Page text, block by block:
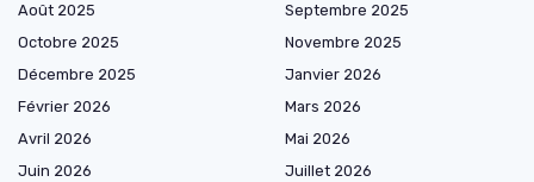
Août 2025
Septembre 2025
Octobre 2025
Novembre 2025
Décembre 2025
Janvier 2026
Février 2026
Mars 2026
Avril 2026
Mai 2026
Juin 2026
Juillet 2026